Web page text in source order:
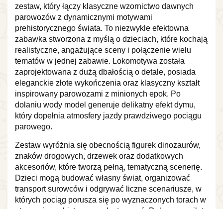
zestaw, który łączy klasyczne wzornictwo dawnych
parowozów z dynamicznymi motywami
prehistorycznego świata. To niezwykle efektowna
zabawka stworzona z myślą o dzieciach, które kochają
realistyczne, angażujące sceny i połączenie wielu
tematów w jednej zabawie. Lokomotywa została
zaprojektowana z dużą dbałością o detale, posiada
eleganckie złote wykończenia oraz klasyczny kształt
inspirowany parowozami z minionych epok. Po
dolaniu wody model generuje delikatny efekt dymu,
który dopełnia atmosfery jazdy prawdziwego pociągu
parowego.
Zestaw wyróżnia się obecnością figurek dinozaurów,
znaków drogowych, drzewek oraz dodatkowych
akcesoriów, które tworzą pełną, tematyczną scenerię.
Dzieci mogą budować własny świat, organizować
transport surowców i odgrywać liczne scenariusze, w
których pociąg porusza się po wyznaczonych torach w